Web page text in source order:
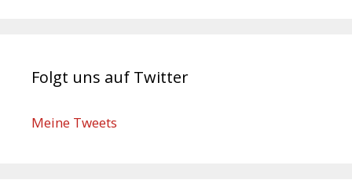
Folgt uns auf Twitter
Meine Tweets